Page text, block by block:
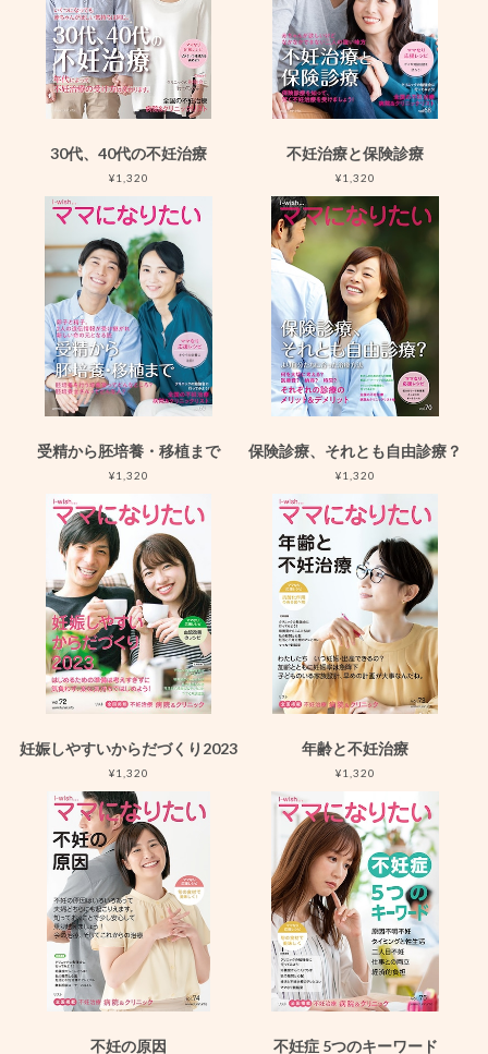
30代、40代の不妊治療
¥1,320
不妊治療と保険診療
¥1,320
受精から胚培養・移植まで
¥1,320
保険診療、それとも自由診療？
¥1,320
妊娠しやすいからだづくり2023
¥1,320
年齢と不妊治療
¥1,320
不妊の原因 不妊症 5つのキーワード